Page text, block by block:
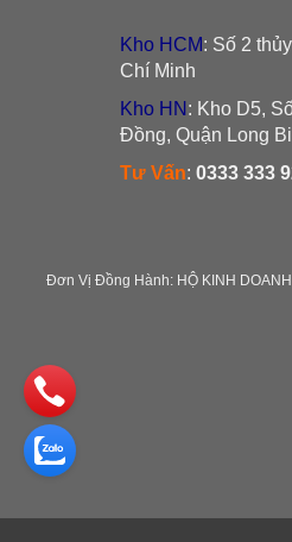
Kho HCM: Số 2
Chí Minh
Kho HN : Kho D5,
Đồng, Quận Long
Tư Vấn: 0333 333
Đơn Vị Đồng Hành: HỘ KINH